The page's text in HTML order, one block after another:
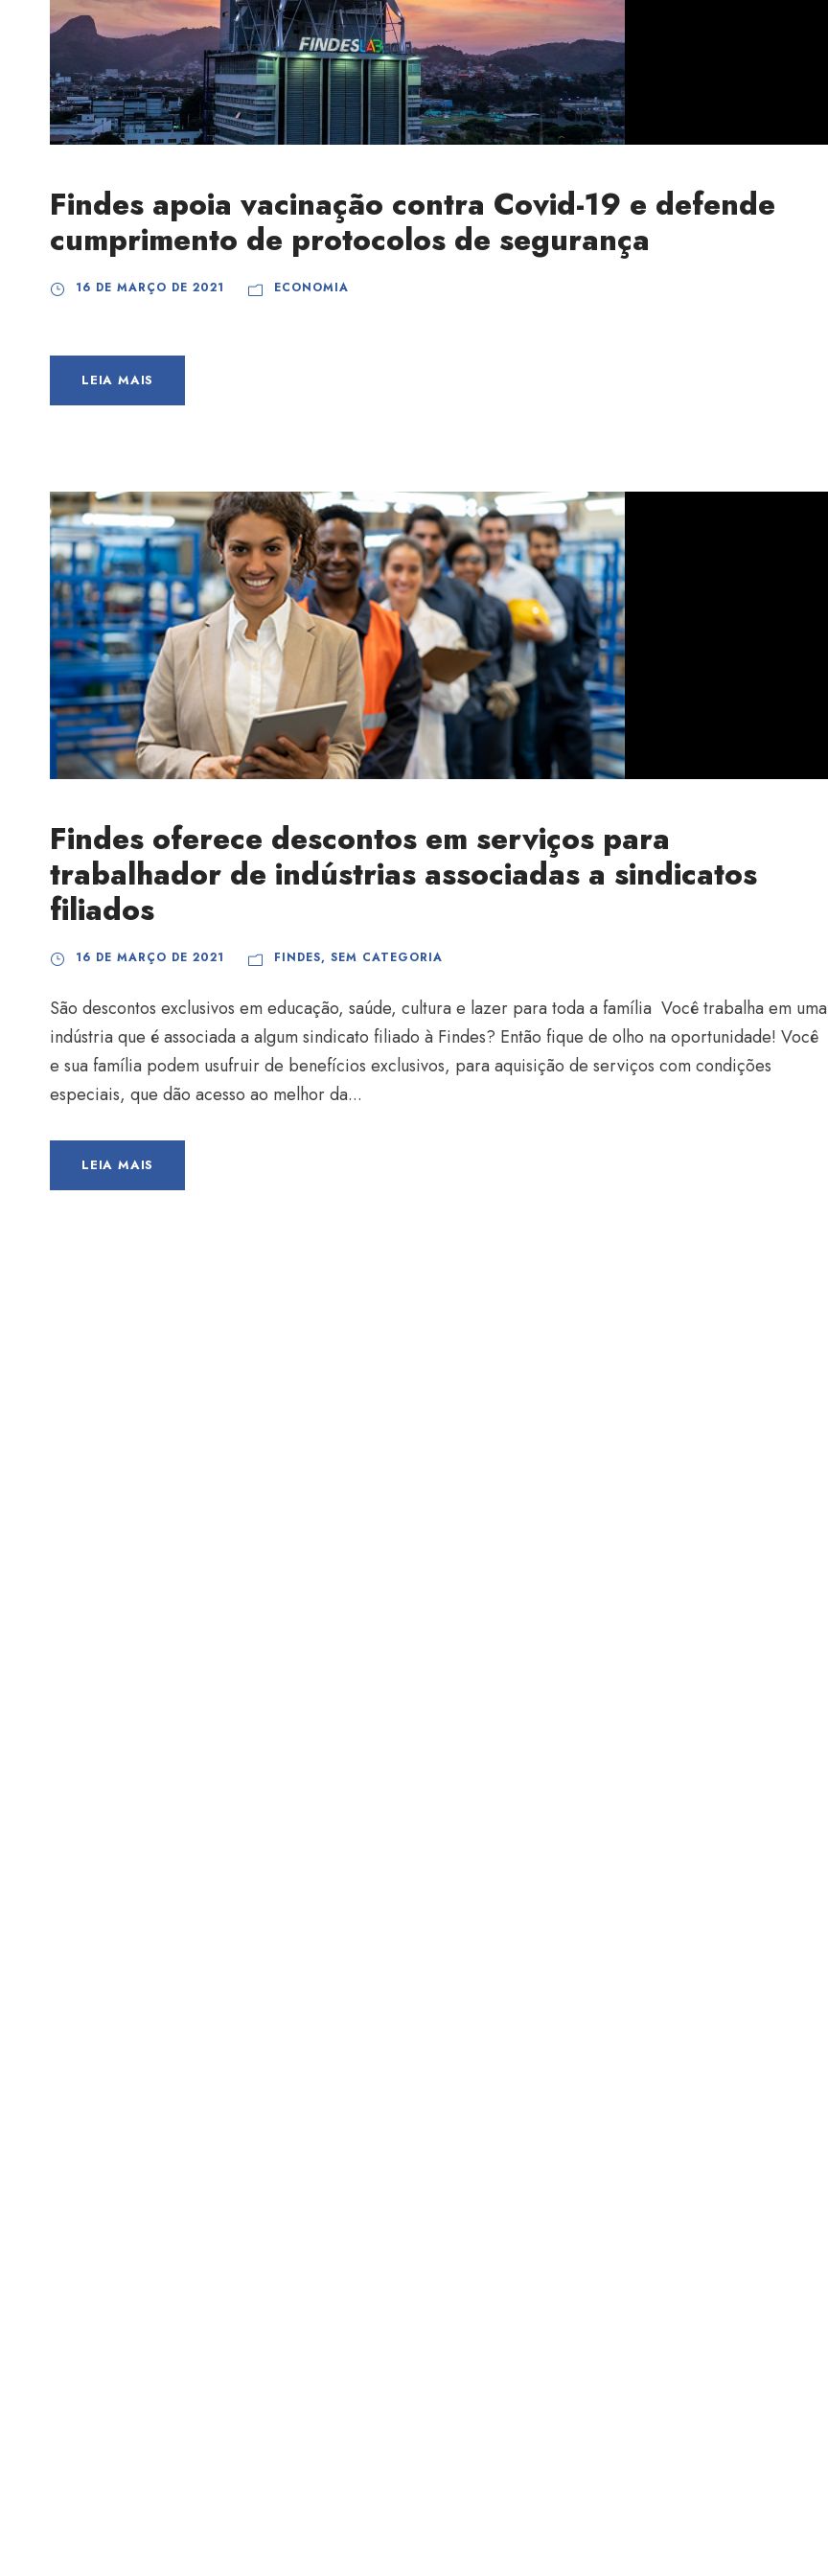
Findes apoia vacinação contra Covid-19 e defende
cumprimento de protocolos de segurança
16 DE MARÇO DE 2021 ECONOMIA
LEIA MAIS
Findes oferece descontos em serviços para
trabalhador de indústrias associadas a sindicatos
filiados
16 DE MARÇO DE 2021 FINDES, SEM CATEGORIA
São descontos exclusivos em educação, saúde, cultura e lazer para toda a família Você trabalha em uma
indústria que é associada a algum sindicato filiado à Findes? Então fique de olho na oportunidade! Você
e sua família podem usufruir de benefícios exclusivos, para aquisição de serviços com condições
especiais, que dão acesso ao melhor da...
LEIA MAIS